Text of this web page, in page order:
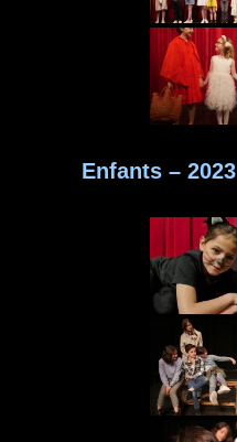
Enfants – 2023